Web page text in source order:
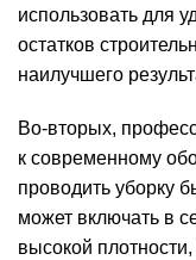
использовать для
остатков
наилучшего
Во-вторых,
к современному
проводить уборку
может включать в
высокой